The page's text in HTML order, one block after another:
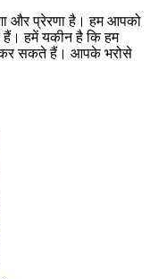
और प्रेरणा है। हम आपको
हैं। हमें यकीन है कि हम
कर सकते हैं। आपके भरोसे